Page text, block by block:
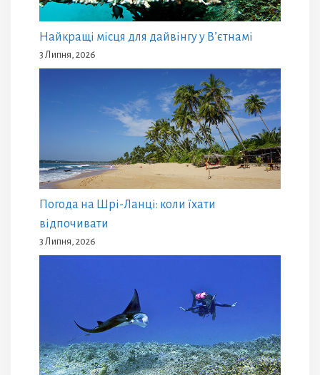
Найкращі місця для дайвінгу у В’єтнамі
3 Липня, 2026
Погода на Шрі-Ланці: коли їхати
відпочивати
3 Липня, 2026